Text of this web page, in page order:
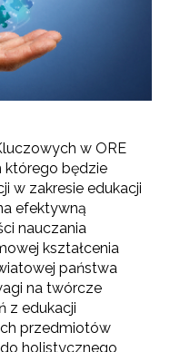
w ORE
którego będzie
w zakresie edukacji
efektywną
nauczania
kształcenia
państwa
na twórcze
z edukacji
przedmiotów
holistycznego